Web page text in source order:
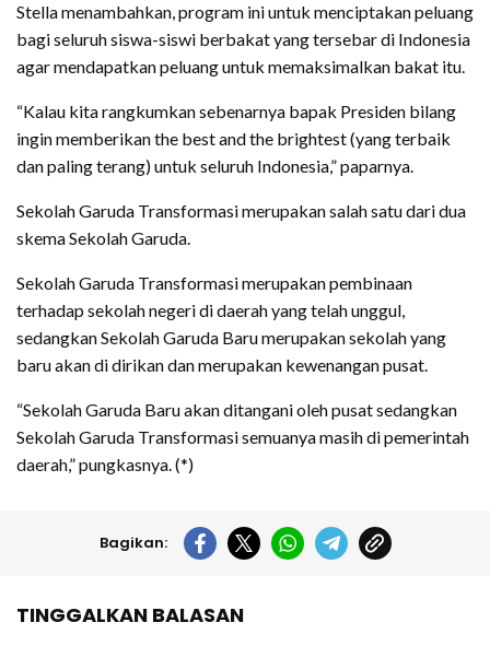
Stella menambahkan, program ini untuk menciptakan peluang
bagi seluruh siswa-siswi berbakat yang tersebar di Indonesia
agar mendapatkan peluang untuk memaksimalkan bakat itu.
“Kalau kita rangkumkan sebenarnya bapak Presiden bilang
ingin memberikan the best and the brightest (yang terbaik
dan paling terang) untuk seluruh Indonesia,” paparnya.
Sekolah Garuda Transformasi merupakan salah satu dari dua
skema Sekolah Garuda.
Sekolah Garuda Transformasi merupakan pembinaan
terhadap sekolah negeri di daerah yang telah unggul,
sedangkan Sekolah Garuda Baru merupakan sekolah yang
baru akan di dirikan dan merupakan kewenangan pusat.
“Sekolah Garuda Baru akan ditangani oleh pusat sedangkan
Sekolah Garuda Transformasi semuanya masih di pemerintah
daerah,” pungkasnya. (*)
Bagikan:
TINGGALKAN BALASAN